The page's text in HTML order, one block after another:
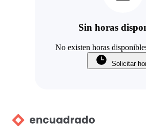
Sin horas
No existen horas
Solicitar